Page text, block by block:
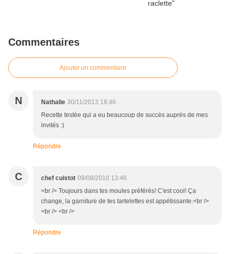
Commentaires
Ajouter un commentaire
N Nathalie 30/11/2013 18:46
Recette testée qui a eu beaucoup de succès auprès de mes
invités :)
Répondre
C chef cuistot 09/08/2010 13:46
<br /> Toujours dans tes moules préférés! C'est cool! Ça
change, la garniture de tes tartelettes est appétissante.<br />
<br /> <br />
Répondre